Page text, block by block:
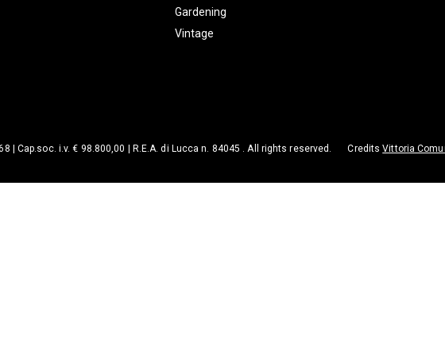
Gardening
Vintage
| Cap.soc. i.v. € 98.800,00 | R.E.A. di Lucca n. 84045 . All rights reserved. CreditsVittoria